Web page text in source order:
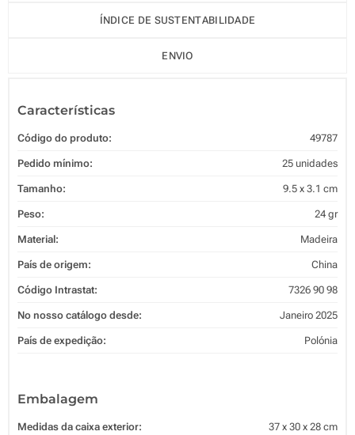
ÍNDICE DE SUSTENTABILIDADE
ENVIO
Características
Código do produto: 49787
Pedido mínimo: 25 unidades
Tamanho: 9.5 x 3.1 cm
Peso: 24 gr
Material: Madeira
País de origem: China
Código Intrastat: 7326 90 98
No nosso catálogo desde: Janeiro 2025
País de expedição: Polónia
Embalagem
Medidas da caixa exterior: 37 x 30 x 28 cm